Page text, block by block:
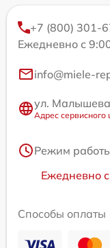
+7 (800) 301-
Ежедневно с
info@miele-
ул.
Адрес сервисного
Режим
Ежедневно
Способы оплаты